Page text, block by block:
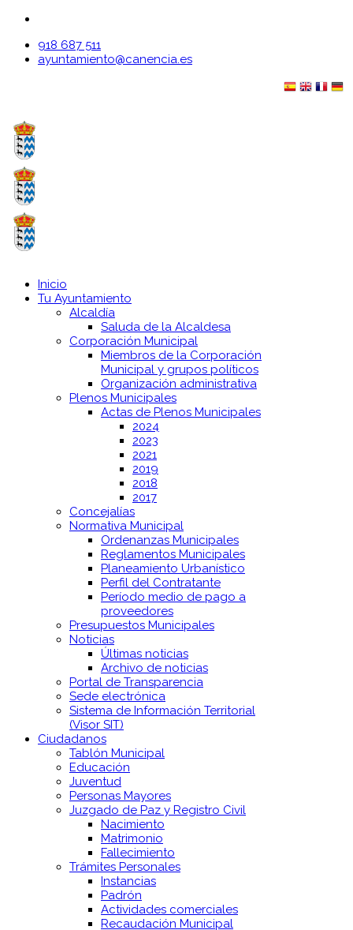
918 687 511
ayuntamiento@canencia.es
Inicio
Tu Ayuntamiento
Alcaldía
Saluda de la Alcaldesa
Corporación Municipal
Miembros de la Corporación
Municipal y grupos políticos
Organización administrativa
Plenos Municipales
Actas de Plenos Municipales
2024
2023
2021
2019
2018
2017
Concejalías
Normativa Municipal
Ordenanzas Municipales
Reglamentos Municipales
Planeamiento Urbanístico
Perfil del Contratante
Período medio de pago a
proveedores
Presupuestos Municipales
Noticias
Últimas noticias
Archivo de noticias
Portal de Transparencia
Sede electrónica
Sistema de Información Territorial
(Visor SIT)
Ciudadanos
Tablón Municipal
Educación
Juventud
Personas Mayores
Juzgado de Paz y Registro Civil
Nacimiento
Matrimonio
Fallecimiento
Trámites Personales
Instancias
Padrón
Actividades comerciales
Recaudación Municipal